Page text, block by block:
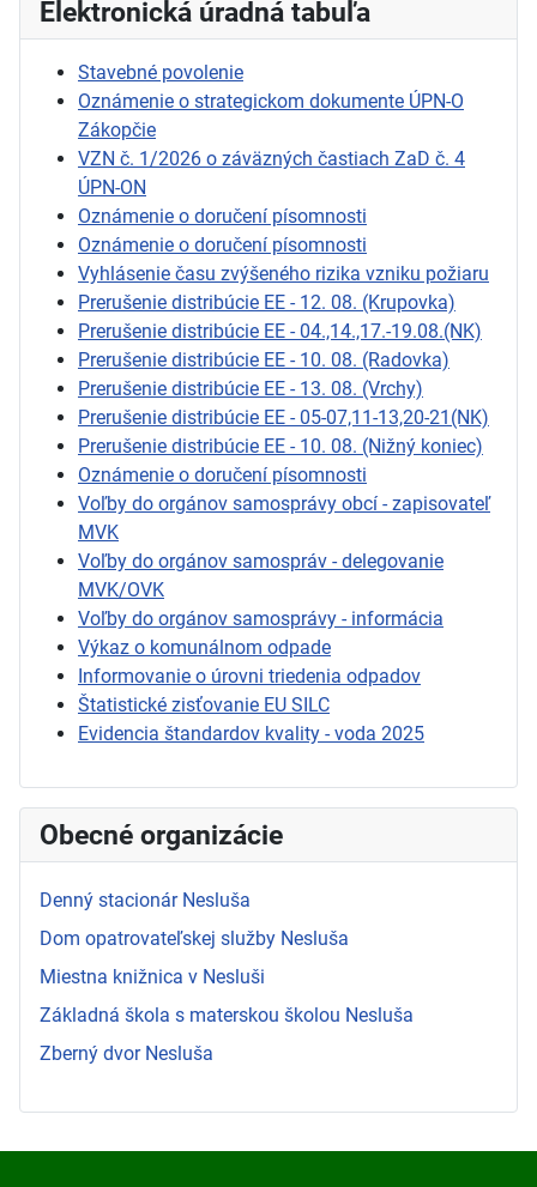
Elektronická úradná tabuľa
Stavebné povolenie
Oznámenie o strategickom dokumente ÚPN-O
Zákopčie
VZN č. 1/2026 o záväzných častiach ZaD č. 4
ÚPN-ON
Oznámenie o doručení písomnosti
Oznámenie o doručení písomnosti
Vyhlásenie času zvýšeného rizika vzniku požiaru
Prerušenie distribúcie EE - 12. 08. (Krupovka)
Prerušenie distribúcie EE - 04.,14.,17.-19.08.(NK)
Prerušenie distribúcie EE - 10. 08. (Radovka)
Prerušenie distribúcie EE - 13. 08. (Vrchy)
Prerušenie distribúcie EE - 05-07,11-13,20-21(NK)
Prerušenie distribúcie EE - 10. 08. (Nižný koniec)
Oznámenie o doručení písomnosti
Voľby do orgánov samosprávy obcí - zapisovateľ
MVK
Voľby do orgánov samospráv - delegovanie
MVK/OVK
Voľby do orgánov samosprávy - informácia
Výkaz o komunálnom odpade
Informovanie o úrovni triedenia odpadov
Štatistické zisťovanie EU SILC
Evidencia štandardov kvality - voda 2025
Obecné organizácie
Denný stacionár Nesluša
Dom opatrovateľskej služby Nesluša
Miestna knižnica v Nesluši
Základná škola s materskou školou Nesluša
Zberný dvor Nesluša